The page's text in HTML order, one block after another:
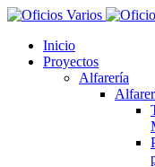
Inicio
Proyectos
Alfarería